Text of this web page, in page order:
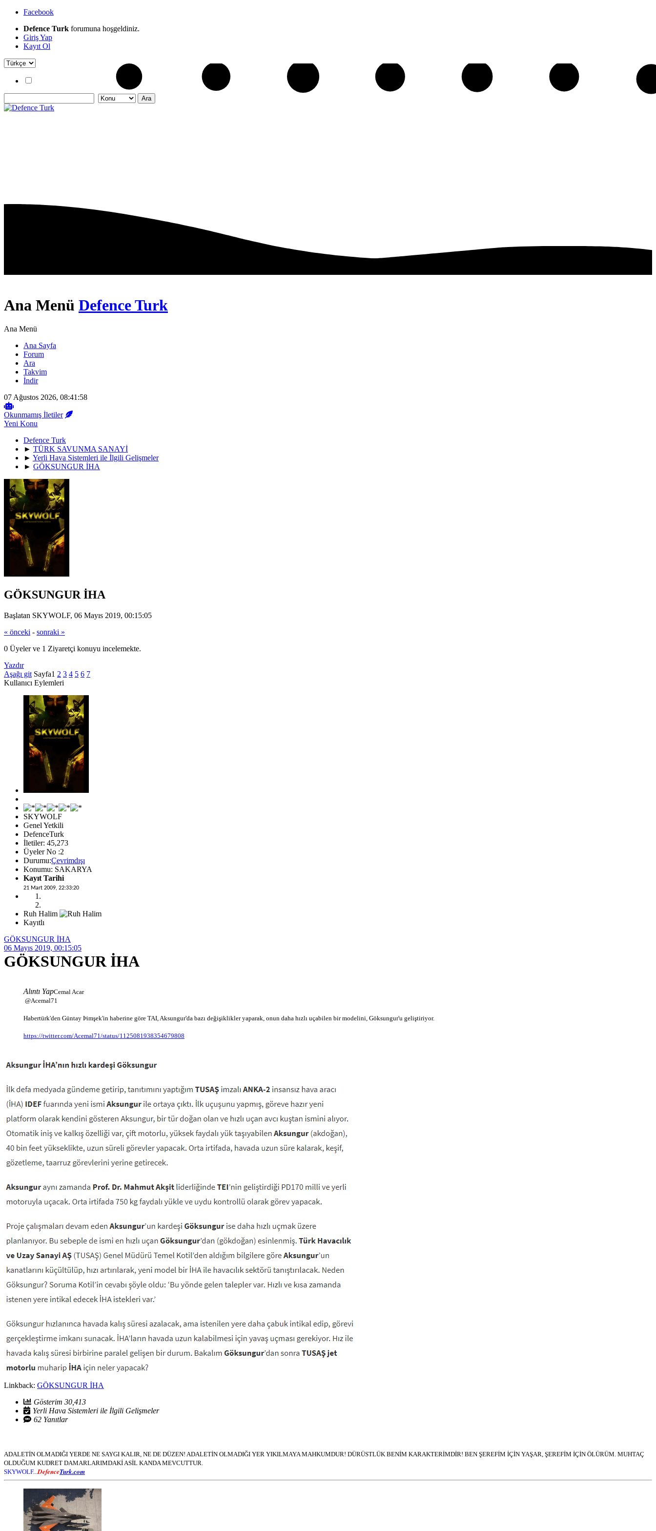
Facebook
Defence Turk forumuna hoşgeldiniz.
Giriş Yap
Kayıt Ol
Ana Menü Defence Turk
Ana Menü
Ana Sayfa
Forum
Ara
Takvim
İndir
07 Ağustos 2026, 08:41:58
Okunmamış İletiler
Yeni Konu
Defence Turk
► TÜRK SAVUNMA SANAYİ
► Yerli Hava Sistemleri ile İlgili Gelişmeler
► GÖKSUNGUR İHA
GÖKSUNGUR İHA
Başlatan SKYWOLF, 06 Mayıs 2019, 00:15:05
« önceki - sonraki »
0 Üyeler ve 1 Ziyaretçi konuyu incelemekte.
Yazdır
Aşağı git Sayfa1 2 3 4 5 6 7
Kullanıcı Eylemleri
SKYWOLF
Genel Yetkili
DefenceTurk
İletiler: 45,273
Üyeler No :2
Durumu:Çevrimdışı
Konumu: SAKARYA
Kayıt Tarihi
21 Mart 2009, 22:33:20
Ruh Halim
Kayıtlı
GÖKSUNGUR İHA
06 Mayıs 2019, 00:15:05
GÖKSUNGUR İHA
Alıntı YapCemal Acar
‏ @Acemal71
Habertürk'den Güntay Þimşek'in haberine göre TAI, Aksungur'da bazı değişiklikler yaparak, onun daha hızlı uçabilen bir modelini, Göksungur'u geliştiriyor.
https://twitter.com/Acemal71/status/1125081938354679808
Linkback: GÖKSUNGUR İHA
Gösterim 30,413
Yerli Hava Sistemleri ile İlgili Gelişmeler
62 Yanıtlar
ADALETİN OLMADIĞI YERDE NE SAYGI KALIR, NE DE DÜZEN! ADALETİN OLMADIĞI YER YIKILMAYA MAHKUMDUR! DÜRÜSTLÜK BENİM KARAKTERİMDİR! BEN ŞEREFİM İÇİN YAŞAR, ŞEREFİM İÇİN ÖLÜRÜM. MUHTAÇ
OLDUĞUM KUDRET DAMARLARIMDAKİ ASİL KANDA MEVCUTTUR.
SKYWOLF... DefenceTurk.com